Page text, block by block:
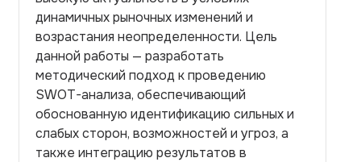
динамичных рыночных изменений и
возрастания неопределенности. Цель
данной работы — разработать
методический подход к проведению
SWOT-анализа, обеспечивающий
обоснованную идентификацию сильных и
слабых сторон, возможностей и угроз, а
также интеграцию результатов в